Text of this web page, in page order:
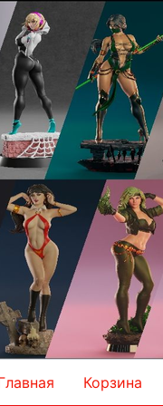
Корзина